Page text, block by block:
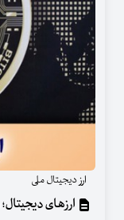
ارز دیجیتال ملی
ارزهای